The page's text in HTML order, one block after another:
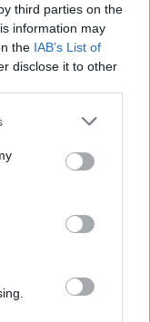
third parties on the
information may
the IAB’s List of
disclose it to other
or more Google
You may click to
party tags to
in below Google
a világ
az irígység,
a gyanakvás, az
a zabolátlanság,
gyilkolás, a
mindaz, ami
újra
és/vagy
kezdettel (ideje
a 266-
30